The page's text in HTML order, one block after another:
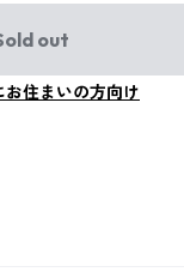
out
お住まいの方向け